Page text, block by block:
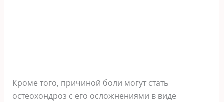
Кроме того, причиной боли могут стать
остеохондроз с его осложнениями в виде